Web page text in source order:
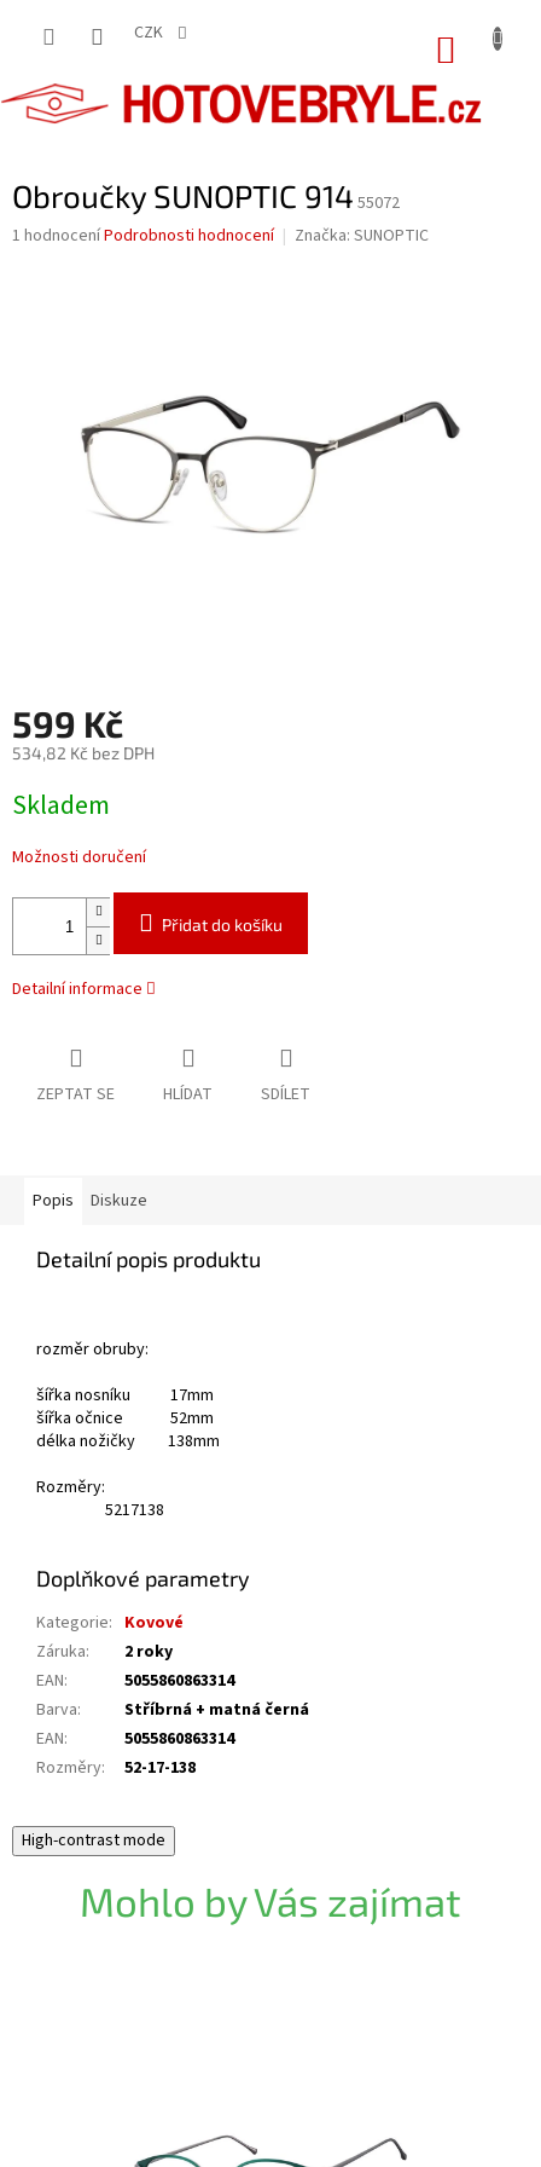
CZK
Obroučky SUNOPTIC 914 55072
Průměrné
1 hodnoceníPodrobnosti hodnocení Značka: SUNOPTIC
599 Kč
534,82 Kč bez DPH
cena:
Skladem
Možnosti doručení
Přidat do košíku
Detailní informace
ZEPTAT SE HLÍDAT SDÍLET
Popis Diskuze
Detailní popis produktu
rozměr obruby:
šířka nosníku 17mm
šířka očnice 52mm
délka nožičky 138mm
Rozměry:
5217138
Doplňkové parametry
Kategorie: Kovové
Záruka:
2 roky
EAN:
5055860863314
Barva:
Stříbrná + matná černá
EAN:
5055860863314
Rozměry: 52-17-138
High-contrast mode
Mohlo by Vás zajímat